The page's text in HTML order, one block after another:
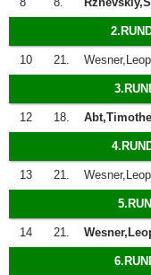
10 21.
12 18.
13 21.
14 21.